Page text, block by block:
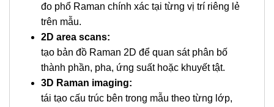
đo phổ Raman chính xác tại từng vị trí riêng lẻ
trên mẫu.
2D area scans:
tạo bản đồ Raman 2D để quan sát phân bố
thành phần, pha, ứng suất hoặc khuyết tật.
3D Raman imaging:
tái tạo cấu trúc bên trong mẫu theo từng lớp,